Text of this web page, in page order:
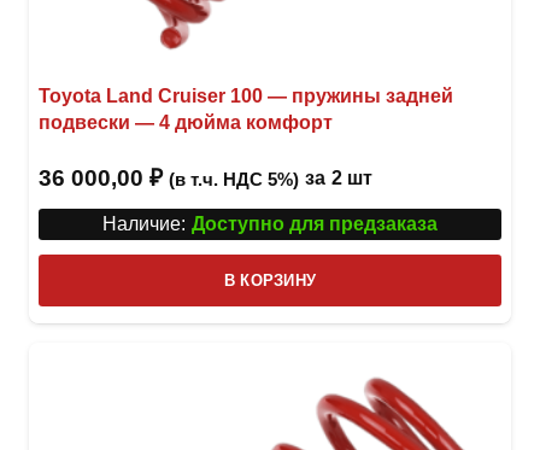
Toyota Land Cruiser 100 — пружины задней
подвески — 4 дюйма комфорт
36 000,00 ₽ (в т.ч. НДС 5%) за 2 шт
Наличие: Доступно для предзаказа
В КОРЗИНУ